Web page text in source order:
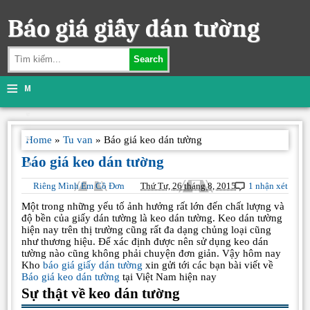
Báo giá giấy dán tường
Search
≡ M
e
n
u
Home »Tu van »Báo giá keo dán tường
Báo giá keo dán tường
Riêng Mình Em Cô Đơn 1 nhận xét
Thứ Tư, 26 tháng 8, 2015
Một trong những yếu tố ảnh hưởng rất lớn đến chất lượng và
độ bền của giấy dán tường là keo dán tường. Keo dán tường
hiện nay trên thị trường cũng rất đa dạng chủng loại cũng
như thương hiệu. Để xác định được nên sử dụng keo dán
tường nào cũng không phải chuyện đơn giản. Vậy hôm nay
Khobáo giá giấy dán tường xin gửi tới các bạn bài viết về
Báo giá keo dán tường tại Việt Nam hiện nay
Sự thật về keo dán tường